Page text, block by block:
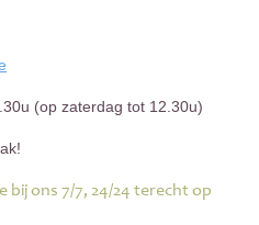
(op zaterdag tot 12.30u)
bij ons 7/7, 24/24 terecht op